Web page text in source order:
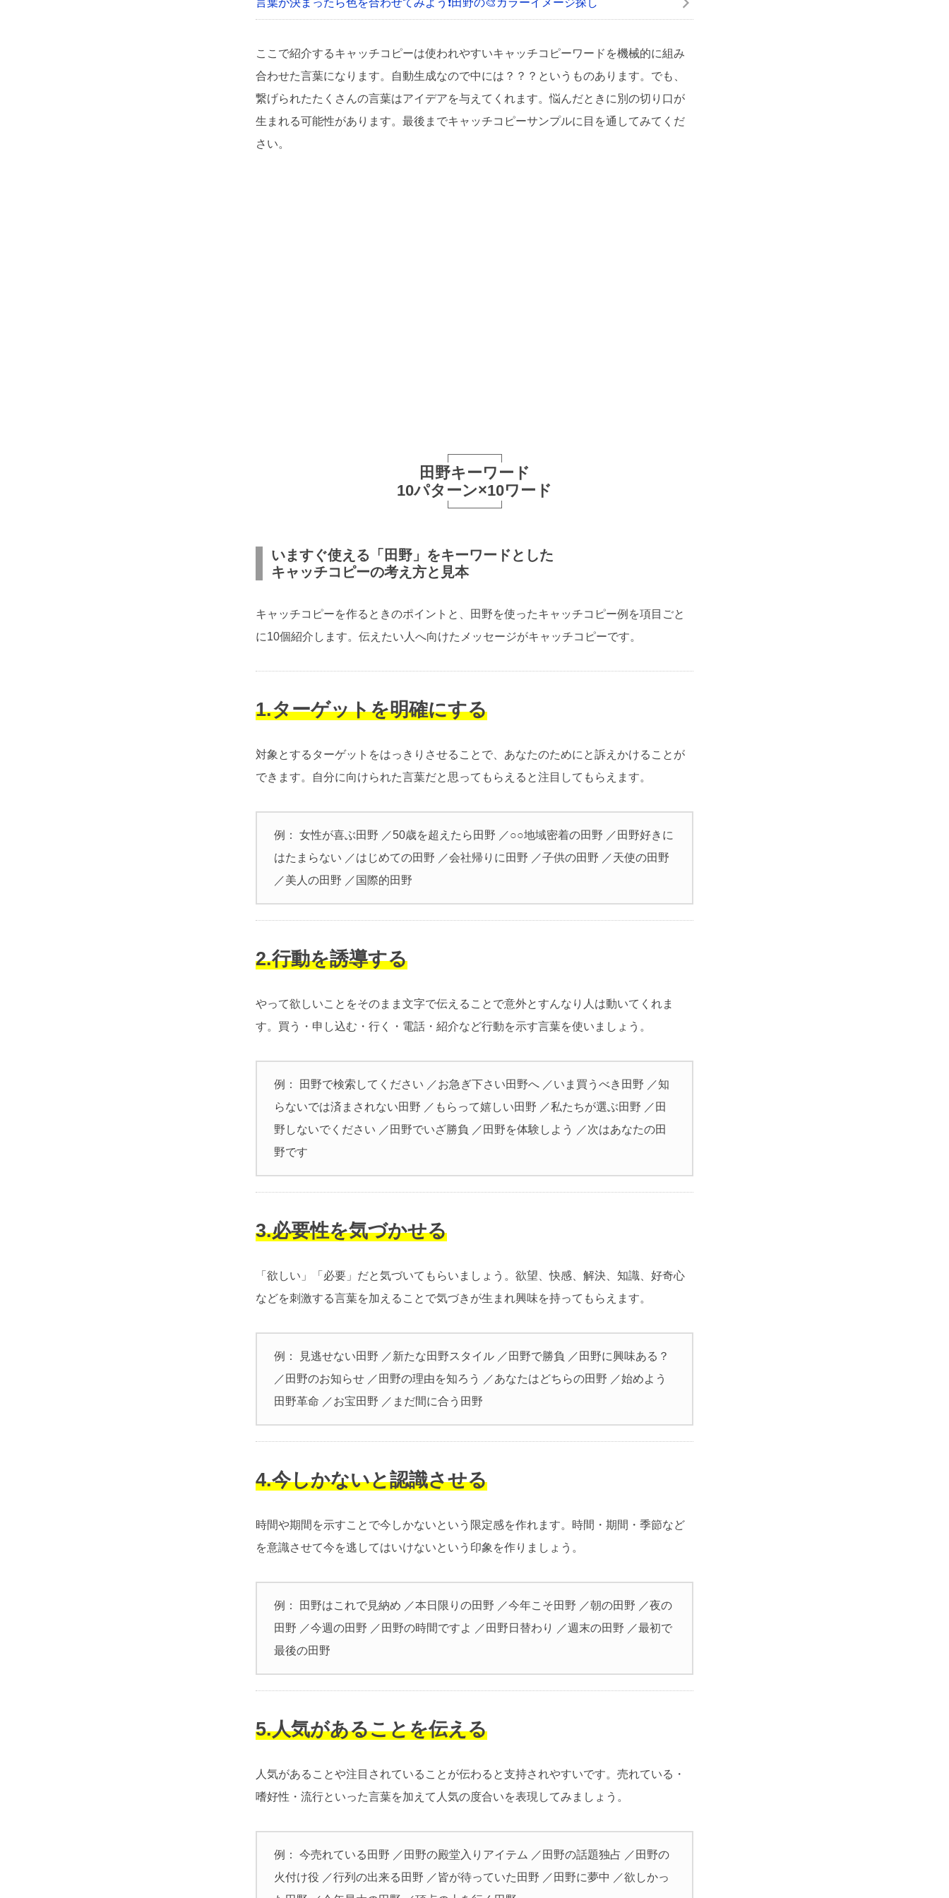
言葉が決まったら色を合わせてみよう❗田野の🎨カラーイメージ探し
ここで紹介するキャッチコピーは使われやすいキャッチコピーワードを機械的に組み
合わせた言葉になります。自動生成なので中には？？？というものあります。でも、
繋げられたたくさんの言葉はアイデアを与えてくれます。悩んだときに別の切り口が
生まれる可能性があります。最後までキャッチコピーサンプルに目を通してみてくだ
さい。
田野キーワード
10パターン×10ワード
いますぐ使える「田野」をキーワードとした
キャッチコピーの考え方と見本
キャッチコピーを作るときのポイントと、田野を使ったキャッチコピー例を項目ごと
に10個紹介します。伝えたい人へ向けたメッセージがキャッチコピーです。
1.ターゲットを明確にする
対象とするターゲットをはっきりさせることで、あなたのためにと訴えかけることが
できます。自分に向けられた言葉だと思ってもらえると注目してもらえます。
例： 女性が喜ぶ田野 ／50歳を超えたら田野 ／○○地域密着の田野 ／田野好きに
はたまらない ／はじめての田野 ／会社帰りに田野 ／子供の田野 ／天使の田野
／美人の田野 ／国際的田野
2.行動を誘導する
やって欲しいことをそのまま文字で伝えることで意外とすんなり人は動いてくれま
す。買う・申し込む・行く・電話・紹介など行動を示す言葉を使いましょう。
例： 田野で検索してください ／お急ぎ下さい田野へ ／いま買うべき田野 ／知
らないでは済まされない田野 ／もらって嬉しい田野 ／私たちが選ぶ田野 ／田
野しないでください ／田野でいざ勝負 ／田野を体験しよう ／次はあなたの田
野です
3.必要性を気づかせる
「欲しい」「必要」だと気づいてもらいましょう。欲望、快感、解決、知識、好奇心
などを刺激する言葉を加えることで気づきが生まれ興味を持ってもらえます。
例： 見逃せない田野 ／新たな田野スタイル ／田野で勝負 ／田野に興味ある？
／田野のお知らせ ／田野の理由を知ろう ／あなたはどちらの田野 ／始めよう
田野革命 ／お宝田野 ／まだ間に合う田野
4.今しかないと認識させる
時間や期間を示すことで今しかないという限定感を作れます。時間・期間・季節など
を意識させて今を逃してはいけないという印象を作りましょう。
例： 田野はこれで見納め ／本日限りの田野 ／今年こそ田野 ／朝の田野 ／夜の
田野 ／今週の田野 ／田野の時間ですよ ／田野日替わり ／週末の田野 ／最初で
最後の田野
5.人気があることを伝える
人気があることや注目されていることが伝わると支持されやすいです。売れている・
嗜好性・流行といった言葉を加えて人気の度合いを表現してみましょう。
例： 今売れている田野 ／田野の殿堂入りアイテム ／田野の話題独占 ／田野の
火付け役 ／行列の出来る田野 ／皆が待っていた田野 ／田野に夢中 ／欲しかっ